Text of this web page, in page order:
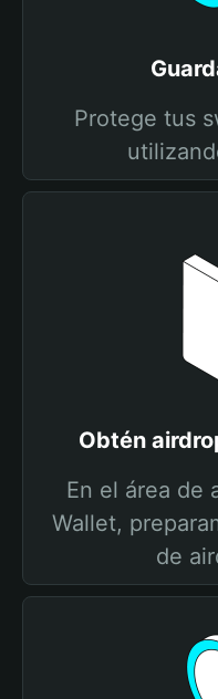
Protege tus
Obtén
En el área de
Wallet,
de